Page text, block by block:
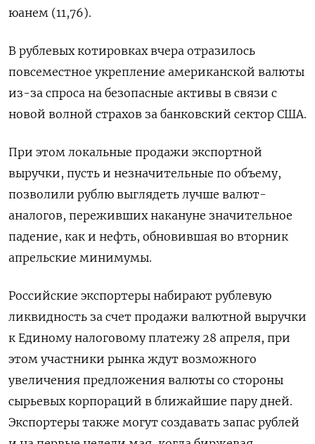
юанем (11,76).
В рублевых котировках вчера отразилось
повсеместное укрепление американской валюты
из-за спроса на безопасные активы в связи с
новой волной страхов за банковский сектор США.
При этом локальные продажи экспортной
выручки, пусть и незначительные по объему,
позволили рублю выглядеть лучше валют-
аналогов, переживших накануне значительное
падение, как и нефть, обновившая во вторник
апрельские минимумы.
Российские экспортеры набирают рублевую
ликвидность за счет продажи валютной выручки
к Единому налоговому платежу 28 апреля, при
этом участники рынка ждут возможного
увеличения предложения валюты со стороны
сырьевых корпораций в ближайшие пару дней.
Экспортеры также могут создавать запас рублей